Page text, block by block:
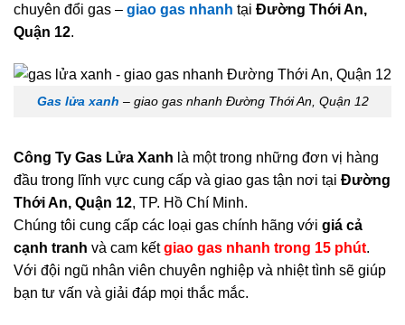
chuyên đổi gas – giao gas nhanh tại Đường Thới An,
Quận 12.
Gas lửa xanh – giao gas nhanh Đường Thới An, Quận 12
Công Ty Gas Lửa Xanh là một trong những đơn vị hàng
đầu trong lĩnh vực cung cấp và giao gas tận nơi tại Đường
Thới An, Quận 12, TP. Hồ Chí Minh.
Chúng tôi cung cấp các loại gas chính hãng với giá cả
cạnh tranh và cam kếtgiao gas nhanh trong 15 phút.
Với đội ngũ nhân viên chuyên nghiệp và nhiệt tình sẽ giúp
bạn tư vấn và giải đáp mọi thắc mắc.